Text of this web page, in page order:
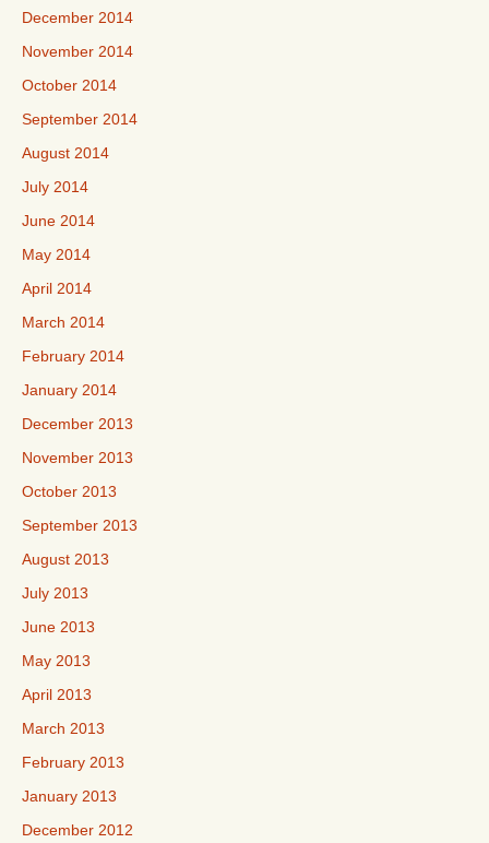
December 2014
November 2014
October 2014
September 2014
August 2014
July 2014
June 2014
May 2014
April 2014
March 2014
February 2014
January 2014
December 2013
November 2013
October 2013
September 2013
August 2013
July 2013
June 2013
May 2013
April 2013
March 2013
February 2013
January 2013
December 2012